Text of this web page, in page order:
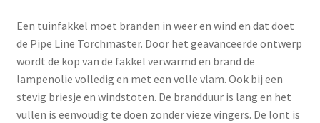
Een tuinfakkel moet branden in weer en wind en dat doet
de Pipe Line Torchmaster. Door het geavanceerde ontwerp
wordt de kop van de fakkel verwarmd en brand de
lampenolie volledig en met een volle vlam. Ook bij een
stevig briesje en windstoten. De brandduur is lang en het
vullen is eenvoudig te doen zonder vieze vingers. De lont is